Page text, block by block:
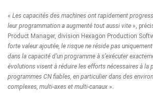
« Les capacités des machines ont rapidement
leur programmation a augmenté tout aussi vite »,
Product Manager, division Hexagon Production
forte valeur ajoutée, le risque ne réside pas
dans la capacité d’un programme à s’exécuter
évolutions visent à réduire les efforts nécessaires à la
programmes CN fiables, en particulier dans des
complexes, multi-axes et multi-canaux ».